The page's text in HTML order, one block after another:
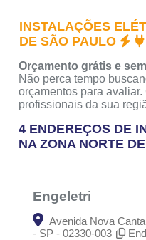
INSTALAÇÕES
DE SÃO PAULO
Orçamento grátis e
Não perca tempo
orçamentos para
profissionais da sua
4 ENDEREÇOS DE
NA ZONA NORTE
Engeletri
Avenida Nova
- SP - 02330-003